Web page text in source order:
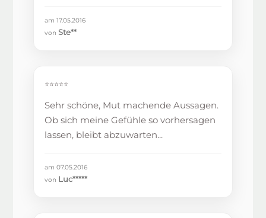
am 17.05.2016
vonSte**
⭐⭐⭐⭐⭐
Sehr schöne, Mut machende Aussagen.
Ob sich meine Gefühle so vorhersagen
lassen, bleibt abzuwarten...
am 07.05.2016
von Luc*****